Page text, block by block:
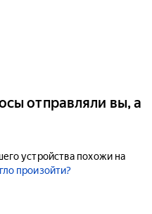
отправляли вы, а
устройства похожи на
произойти?